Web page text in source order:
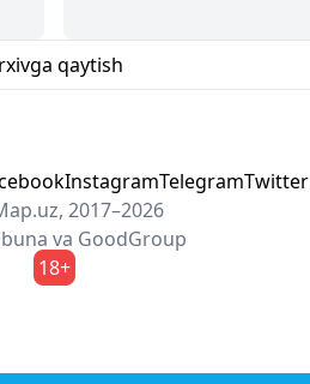
qaytish
InstagramTelegramTwitter
2017–2026
va GoodGroup
18+